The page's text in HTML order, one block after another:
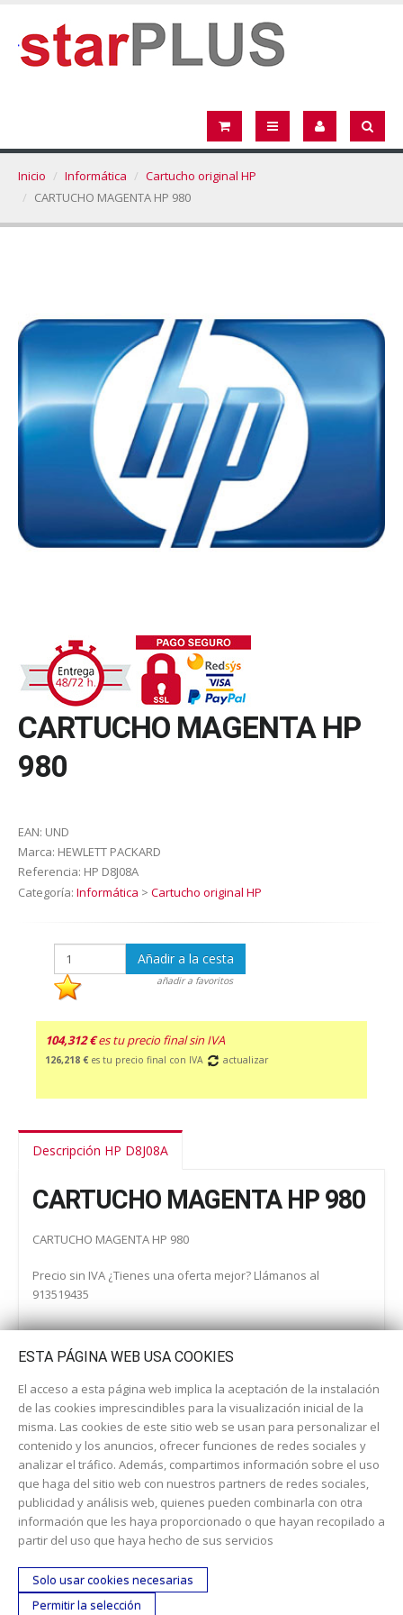
Inicio Informática
Cartucho original HP
CARTUCHO MAGENTA HP 980
CARTUCHO MAGENTA HP
980
EAN: UND
Marca: HEWLETT PACKARD
Referencia: HP D8J08A
Categoría: Informática > Cartucho original HP
Añadir a la cesta
añadir a favoritos
104,312 € es tu precio final sin IVA
126,218 € es tu precio final con IVA actualizar
Descripción HP D8J08A
CARTUCHO MAGENTA HP 980
CARTUCHO MAGENTA HP 980
Precio sin IVA ¿Tienes una oferta mejor? Llámanos al
913519435
Dirección:c/ Cercedilla nº 14, 28925 Alcorcón
Email:contacta aquí
Teléfono:913519435
ESTA PÁGINA WEB USA COOKIES
El acceso a esta página web implica la aceptación de la instalación
de las cookies imprescindibles para la visualización inicial de la
misma. Las cookies de este sitio web se usan para personalizar el
contenido y los anuncios, ofrecer funciones de redes sociales y
analizar el tráfico. Además, compartimos información sobre el uso
que haga del sitio web con nuestros partners de redes sociales,
publicidad y análisis web, quienes pueden combinarla con otra
información que les haya proporcionado o que hayan recopilado a
partir del uso que haya hecho de sus servicios
Solo usar cookies necesarias
Permitir la selección